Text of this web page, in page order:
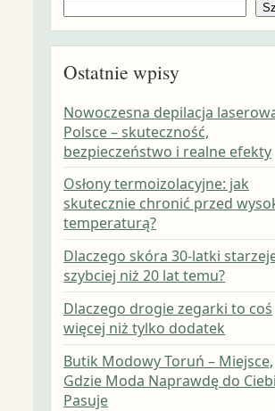
Ostatnie wpisy
Nowoczesna depilacja
Polsce – skuteczność,
bezpieczeństwo i realne efekty
Osłony termoizolacyjne: jak
skutecznie chronić przed
temperaturą?
Dlaczego skóra 30-latki
szybciej niż 20 lat temu?
Dlaczego drogie zegarki to coś
więcej niż tylko dodatek
Butik Modowy Toruń – Miejsce,
Gdzie Moda Naprawdę do
Pasuje